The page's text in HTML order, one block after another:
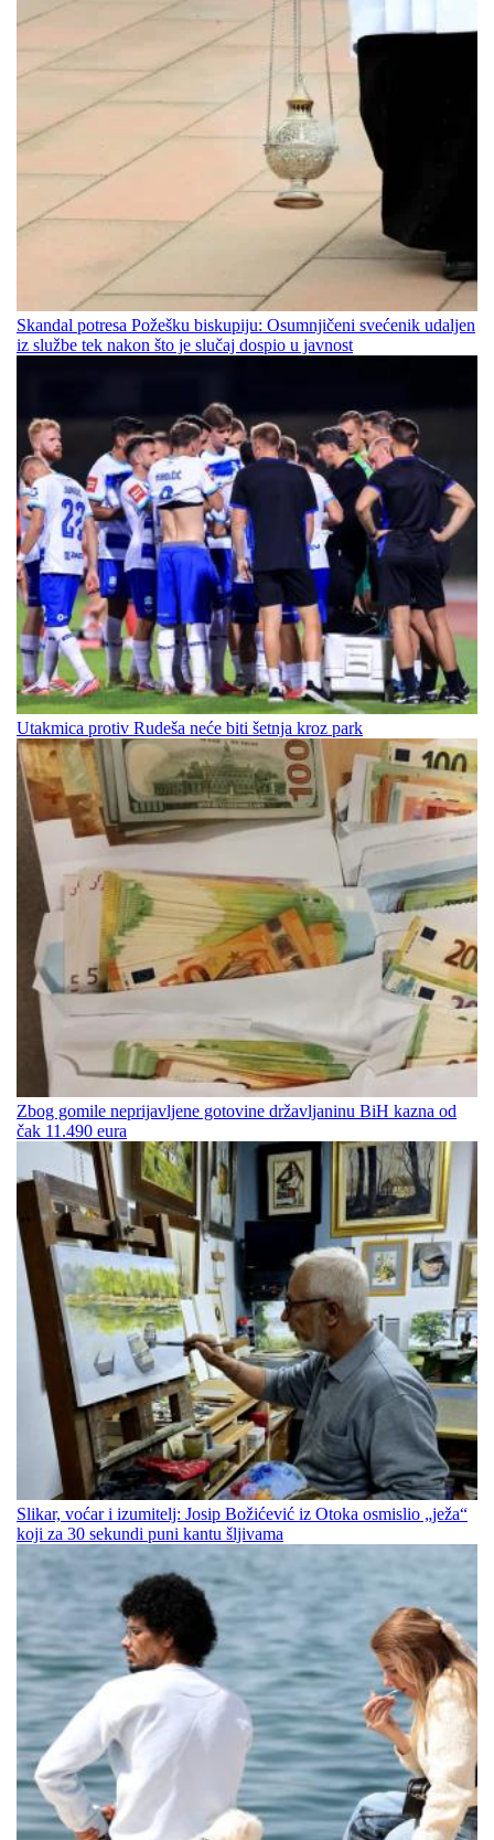
Skandal potresa Požešku biskupiju: Osumnjičeni svećenik udaljen
iz službe tek nakon što je slučaj dospio u javnost
Utakmica protiv Rudeša neće biti šetnja kroz park
Zbog gomile neprijavljene gotovine državljaninu BiH kazna od
čak 11.490 eura
Slikar, voćar i izumitelj: Josip Božićević iz Otoka osmislio „ježa“
koji za 30 sekundi puni kantu šljivama